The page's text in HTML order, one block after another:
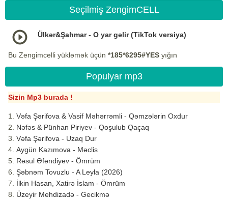
Seçilmiş ZengimCELL
Ülkər&Şahmar - O yar gəlir (TikTok versiya)
Bu Zengimcelli yükləmək üçün *185*6295#YES yığın
Populyar mp3
Sizin Mp3 burada !
Vəfa Şərifova & Vasif Məhərrəmli - Qəmzələrin Oxdur
Nəfəs & Pünhan Piriyev - Qoşulub Qaçaq
Vəfa Şərifova - Uzaq Dur
Aygün Kazımova - Məclis
Rəsul Əfəndiyev - Ömrüm
Şəbnəm Tovuzlu - A Leyla (2026)
İlkin Hasan, Xatirə İslam - Ömrüm
Üzeyir Mehdizadə - Gecikmə